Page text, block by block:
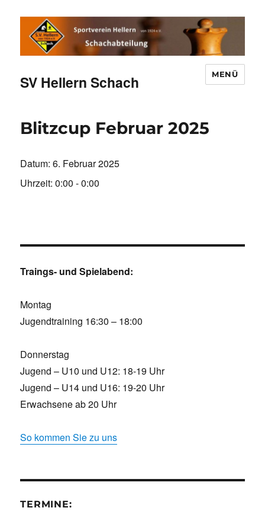
SV Hellern Schach MENÜ
Blitzcup Februar 2025
Datum:6. Februar 2025
Uhrzeit:0:00 - 0:00
Traings- und Spielabend:
Montag
Jugendtraining 16:30 – 18:00
Donnerstag
Jugend – U10 und U12: 18-19 Uhr
Jugend – U14 und U16: 19-20 Uhr
Erwachsene ab 20 Uhr
So kommen Sie zu uns
TERMINE: